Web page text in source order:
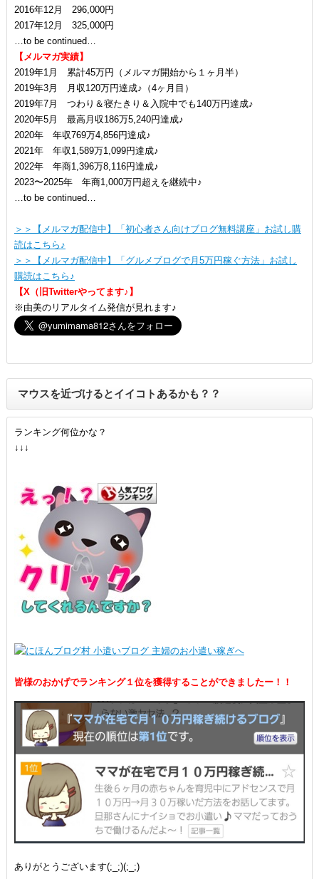
2016年12月 296,000円
2017年12月 325,000円
…to be continued…
【メルマガ実績】
2019年1月 累計45万円（メルマガ開始から１ヶ月半）
2019年3月 月収120万円達成♪（4ヶ月目）
2019年7月 つわり＆寝たきり＆入院中でも140万円達成♪
2020年5月 最高月収186万5,240円達成♪
2020年 年収769万4,856円達成♪
2021年 年収1,589万1,099円達成♪
2022年 年商1,396万8,116円達成♪
2023〜2025年 年商1,000万円超えを継続中♪
…to be continued…
＞＞【メルマガ配信中】「初心者さん向けブログ無料講座」お試し購
読はこちら♪
＞＞【メルマガ配信中】「グルメブログで月5万円稼ぐ方法」お試し
購読はこちら♪
【X（旧Twitterやってます♪】
※由美のリアルタイム発信が見れます♪
マウスを近づけるとイイコトあるかも？？
ランキング何位かな？
↓↓↓
皆様のおかげでランキング１位を獲得することができましたー！！
ありがとうございます(;_;)(;_;)